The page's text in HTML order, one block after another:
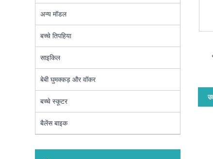
अन्य मॉडल
बच्चे तिपहिया
साइकिल
बेबी घुमक्कड़ और वॉकर
बच्चे स्कूटर
बैलेंस बाइक